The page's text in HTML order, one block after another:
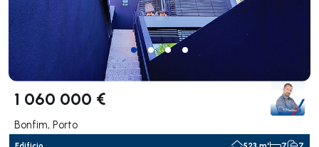
1 060 000 €
Bonfim, Porto